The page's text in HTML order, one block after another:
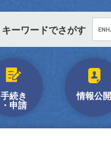
キーワードでさがす
手続き
・申請
情報公開